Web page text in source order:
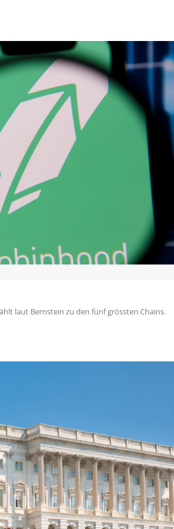
laut Bernstein zu den fünf grössten Chains.